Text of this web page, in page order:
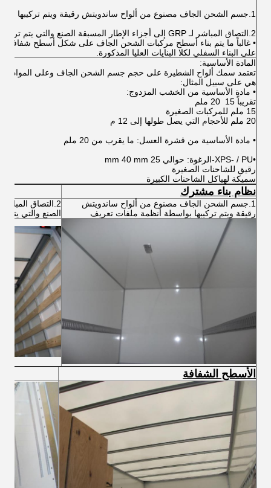
1.جسم الشحن الجاف مصنوع من ألواح ساندويتش رقيقة ويتم تركيبها بواسطة أنظمة ملفات تعريف
2.التصاق المباشر لـ GRP إلى أجزاء الإطار المسبقة الصنع والتي يتم تركيبها بعد ذلك على الجسم.
على البناء السفلي لكلا البنايات العليا المذكورة.
المادة الأساسية:
تعتمد سمك ألواح الشطيرة على حجم جسم الشحن الجاف وعلى المواد
هي على سبيل المثال:
• مادة الأساسية من الخشب المزدوج:
تقريباً 15 ️ 20 ملم
15 ملم للمركبات الصغيرة
20 ملم للأحجام التي يصل طولها إلى 12 م
• مادة الأساسية من قشرة العسل: ما يقرب من 20 ملم
•XPS- / PU-الرغوة: حوالي 25 mm 40 mm
رقيق للشاحنات الصغيرة
سميكة لهياكل الشاحنات الكبيرة
نظام بناء مشترك
1.جسم الشحن الجاف مصنوع من ألواح ساندويتش
رقيقة ويتم تركيبها بواسطة أنظمة ملفات تعريف
الصنع والتي يتم
الأسطح الشفافة